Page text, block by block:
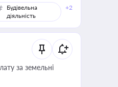
Будівельна
діяльність
+2
за земельні